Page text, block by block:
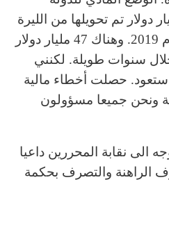
صفر. هناك 28 مليار دولار تم تحويلها من الليرة
اللبنانية بعد 17 تشرين عام 2019. وهناك 47 مليار دولار
سنوات طويلة. لكنني
ستعود. حصلت أخطاء مالية
ونحن جميعا مسؤولون
الى نقابة المحررين داعيا
الراهنة والتصرف بحكمة